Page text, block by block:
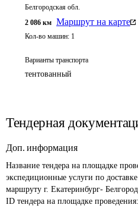
Белгородская обл.
2 086 км Маршрут на карте
Кол-во машин: 1
Варианты транспорта
тентованный
Тендерная
Доп. информация
Название тендера на площадке
экспедиционные услуги по
маршруту г. Екатеринбург-
ID тендера на площадке проведения: